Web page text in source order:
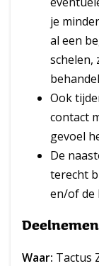
je
al een
schelen,
Ook
contact
gevoel
De
terecht
en/of de
Deelnemen
Waar: Tactus